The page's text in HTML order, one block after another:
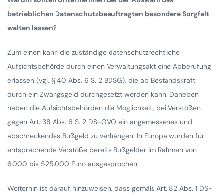
betrieblichen Datenschutzbeauftragten besondere Sorgfalt
walten lassen?
Zum einen kann die zuständige datenschutzrechtliche
Aufsichtsbehörde durch einen Verwaltungsakt eine Abberufung
erlassen (vgl. § 40 Abs. 6 S. 2 BDSG), die ab Bestandskraft
durch ein Zwangsgeld durchgesetzt werden kann. Daneben
haben die Aufsichtsbehörden die Möglichkeit, bei Verstößen
gegen Art. 38 Abs. 6 S. 2 DS-GVO ein angemessenes und
abschreckendes Bußgeld zu verhängen. In Europa wurden für
entsprechende Verstöße bereits Bußgelder im Rahmen von
6.000 bis 525.000 Euro ausgesprochen.
Weiterhin ist darauf hinzuweisen, dass gemäß Art. 82 Abs. 1 DS-